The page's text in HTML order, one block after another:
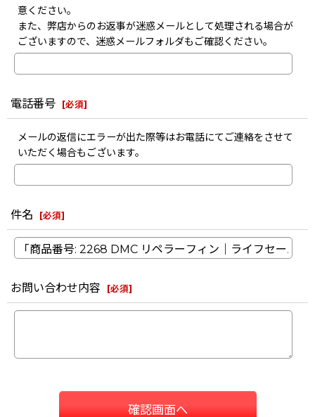
意ください。
また、弊店からのお返事が迷惑メールとして処理される場合が
ございますので、迷惑メールフォルダもご確認ください。
電話番号 [必須]
メールの返信にエラーが出た際等はお電話にてご連絡をさせて
いただく場合もございます。
件名 [必須]
お問い合わせ内容 [必須]
確認画面へ